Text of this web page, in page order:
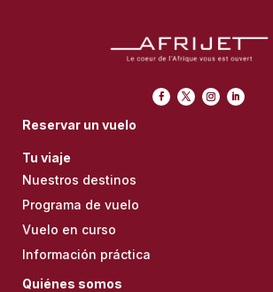
Reservar un vuelo
Tu viaje
Nuestros destinos
Programa de vuelo
Vuelo en curso
Información práctica
Quiénes somos